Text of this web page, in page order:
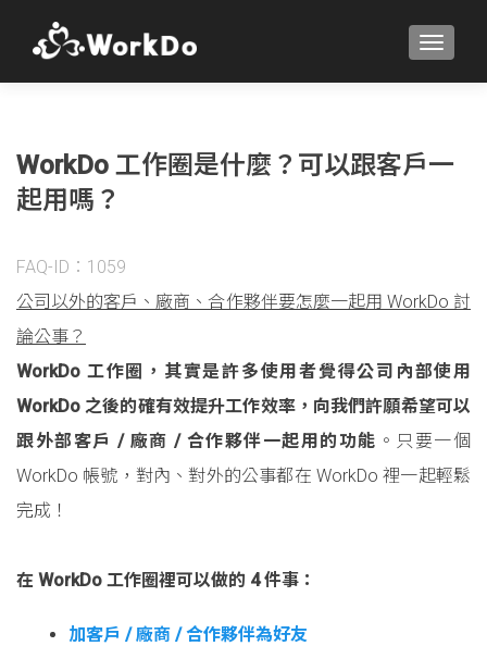
WorkDo 工作圈是什麼？可以跟客戶一
起用嗎？
FAQ-ID：1059
公司以外的客戶、廠商、合作夥伴要怎麼一起用 WorkDo 討
論公事？
WorkDo 工作圈，其實是許多使用者覺得公司內部使用
WorkDo 之後的確有效提升工作效率，向我們許願希望可以
跟外部客戶 / 廠商 / 合作夥伴一起用的功能 。只要一個
WorkDo 帳號，對內、對外的公事都在 WorkDo 裡一起輕鬆
完成！
在 WorkDo 工作圈裡可以做的 4 件事：
加客戶 / 廠商 / 合作夥伴為好友